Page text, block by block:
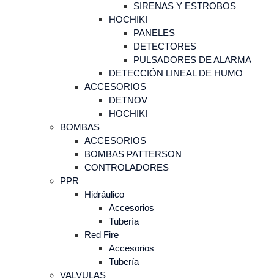
SIRENAS Y ESTROBOS
HOCHIKI
PANELES
DETECTORES
PULSADORES DE ALARMA
DETECCIÓN LINEAL DE HUMO
ACCESORIOS
DETNOV
HOCHIKI
BOMBAS
ACCESORIOS
BOMBAS PATTERSON
CONTROLADORES
PPR
Hidráulico
Accesorios
Tubería
Red Fire
Accesorios
Tubería
VALVULAS